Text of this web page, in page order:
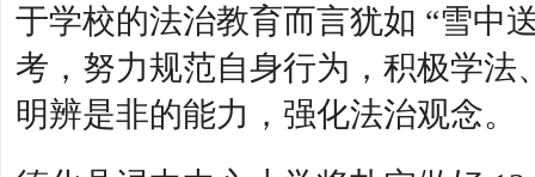
于学校的法治教育而言犹如 “雪中
考，努力规范自身行为，积极学法
明辨是非的能力，强化法治观念。